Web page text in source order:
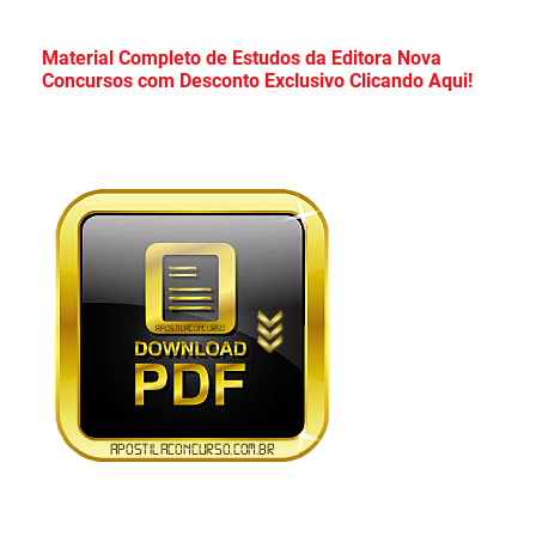
Apostila Concurso CDP PA 2026 PDF
Download Grátis Curso Online!
Curso Online!
Apostila Câmara de Mauá SP 2026 PDF
Grátis Curso Online!
Apostila Concurso TCE Maranhão 2026 PDF
Grátis Curso Online!
Material Completo de Estudos da Editora Nova
Concursos com Desconto Exclusivo Clicando Aqui!